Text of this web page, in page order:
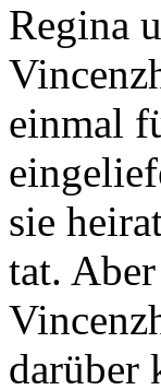
Regina
einmal
sie
tat.
darüber